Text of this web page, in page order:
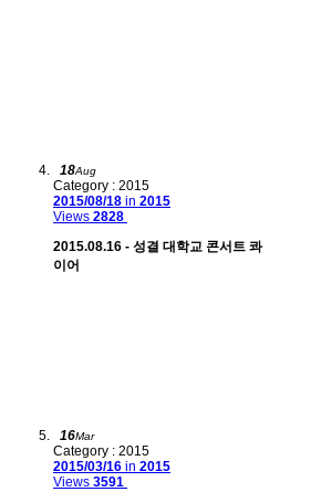
18Aug
Category : 2015
2015/08/18 in 2015
Views 2828
2015.08.16 - 성결 대학교 콘서트 콰
이어
16Mar
Category : 2015
2015/03/16 in 2015
Views 3591